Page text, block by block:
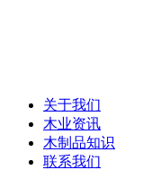
关于我们
木业资讯
木制品知识
联系我们